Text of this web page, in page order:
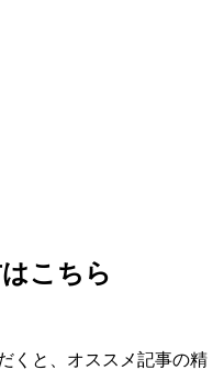
こちら
くと、オススメ記事の精